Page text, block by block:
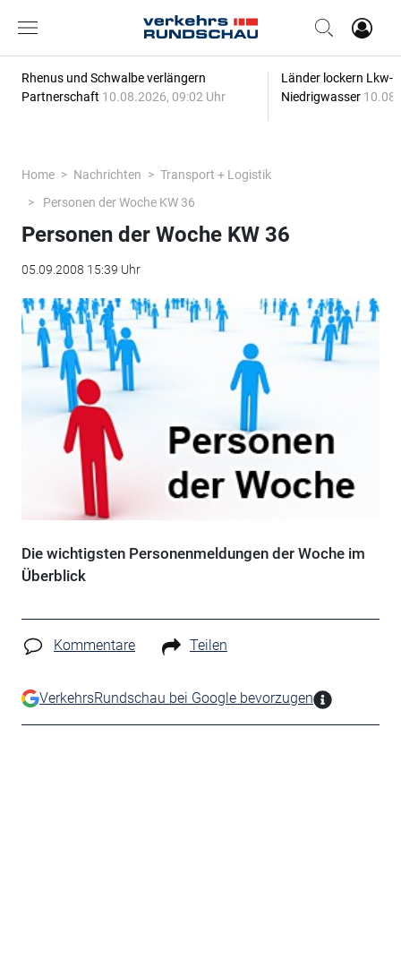
Rhenus und Schwalbe verlängern
Partnerschaft 10.08.2026, 09:02 Uhr
Länder lockern Lkw-
Niedrigwasser
Home Nachrichten
Transport + Logistik
Personen der Woche KW 36
Personen der Woche KW 36
05.09.2008 15:39 Uhr
Die wichtigsten Personenmeldungen der Woche im
Überblick
Kommentare Teilen
VerkehrsRundschau bei Google bevorzugen